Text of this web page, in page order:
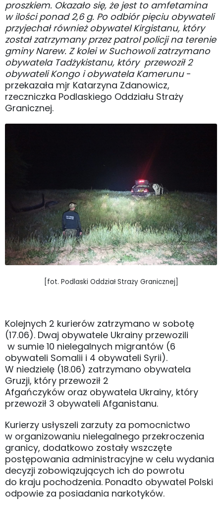
proszkiem. Okazało się, że jest to amfetamina
w ilości ponad 2,6 g. Po odbiór pięciu obywateli
przyjechał również obywatel Kirgistanu, który
został zatrzymany przez patrol policji na terenie
gminy Narew. Z kolei w Suchowoli zatrzymano
obywatela Tadżykistanu, który przewoził 2
obywateli Kongo i obywatela Kamerunu -
przekazała mjr Katarzyna Zdanowicz,
rzeczniczka Podlaskiego Oddziału Straży
Granicznej.
[fot. Podlaski Oddział Straży Granicznej]
Kolejnych 2 kurierów zatrzymano w sobotę
(17.06). Dwaj obywatele Ukrainy przewozili
w sumie 10 nielegalnych migrantów (6
obywateli Somalii i 4 obywateli Syrii).
W niedzielę (18.06) zatrzymano obywatela
Gruzji, który przewoził 2
Afgańczyków oraz obywatela Ukrainy, który
przewoził 3 obywateli Afganistanu.
Kurierzy usłyszeli zarzuty za pomocnictwo
w organizowaniu nielegalnego przekroczenia
granicy, dodatkowo zostały wszczęte
postępowania administracyjne w celu wydania
decyzji zobowiązujących ich do powrotu
do kraju pochodzenia. Ponadto obywatel Polski
odpowie za posiadania narkotyków.